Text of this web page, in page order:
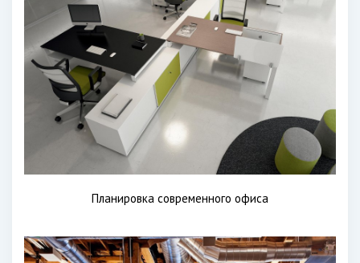
Планировка современного офиса